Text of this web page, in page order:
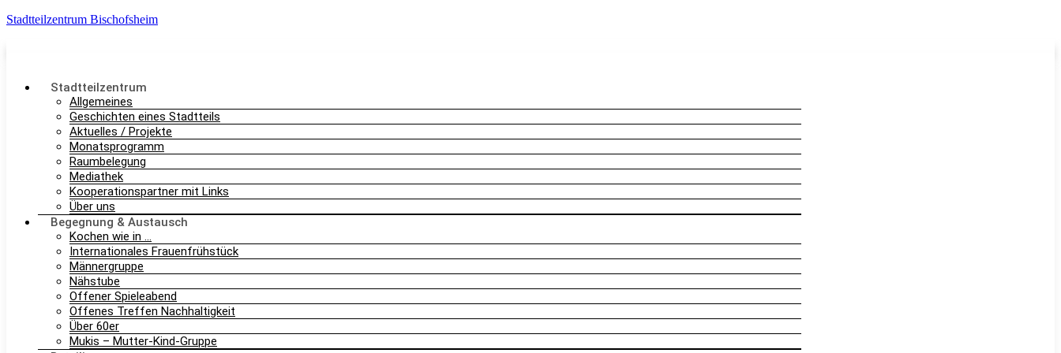
Stadtteilzentrum Bischofsheim
Stadtteilzentrum
Allgemeines
Geschichten eines Stadtteils
Aktuelles / Projekte
Monatsprogramm
Raumbelegung
Mediathek
Kooperationspartner mit Links
Über uns
Begegnung & Austausch
Kochen wie in …
Internationales Frauenfrühstück
Männergruppe
Nähstube
Offener Spieleabend
Offenes Treffen Nachhaltigkeit
Über 60er
Mukis – Mutter-Kind-Gruppe